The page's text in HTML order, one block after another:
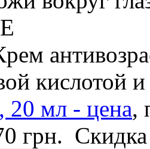
кислотой
20 мл - цена,
грн.